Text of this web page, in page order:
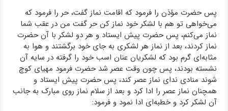
پس حضرت مؤ‌ذن را فرمود که اقامت نماز گفت، حر را فرمود که
می‌خواهی تو هم با لشکر خود نماز کن حر گفت من در عقب شما
نماز می‌کنم، پس حضرت پیش ایستاد و هر دو لشکر با آن حضرت
نماز کردند، بعد از نماز هر لشکری به جای خود برگشتند و هوا به
مثابه‌ای گرم بود که لشکریان عنان اسب خود را گرفته در سایه آن
نشسته بودند، پس چون وقت عصر شد حضرت فرمود مهیای کوچ
شوند منادی ندای نماز عصر کند، پس حضرت پیش ایستاد و
همچنان نماز عصر را ادا کرد و بعد از سلام نماز روی مبارک به جانب
آن لشکر کرد و خطبه‌ای ادا نمود و فرمود: